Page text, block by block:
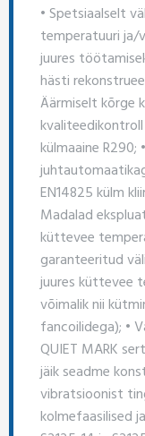
• Spetsiaalselt
temperatuuri ja/
juures
hästi
Äärmiselt kõrge
kvaliteedikontroll
külmaaine R290;
EN14825 külm
Madalad
küttevee
garanteeritud
juures küttevee
võimalik nii
fancoilidega); •
QUIET MARK
jäik seadme
vibratsioonist
kolmefaasilised